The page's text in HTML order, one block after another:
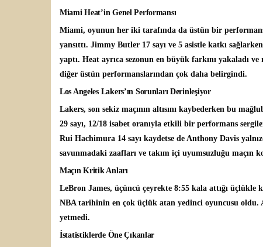
Miami Heat’in Genel Performansı
Miami, oyunun her iki tarafında da üstün bir
yansıttı. Jimmy Butler 17 sayı ve 5 asistle katkı
yaptı. Heat ayrıca sezonun en büyük farkını yakaladı
diğer üstün performanslarından çok daha belirgindi.
Los Angeles Lakers’ın Sorunları Derinleşiyor
Lakers, son sekiz maçının altısını kaybederken bu
29 sayı, 12/18 isabet oranıyla etkili bir performans
Rui Hachimura 14 sayı kaydetse de Anthony Davis
savunmadaki zaafları ve takım içi uyumsuzluğu maçın
Maçın Kritik Anları
LeBron James, üçüncü çeyrekte 8:55 kala attığı
NBA tarihinin en çok üçlük atan yedinci oyuncusu oldu.
yetmedi.
İstatistiklerde Öne Çıkanlar